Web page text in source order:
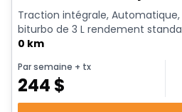
Traction intégrale, Automatique,
biturbo de 3 L rendement
0 km
Par semaine + tx
244 $